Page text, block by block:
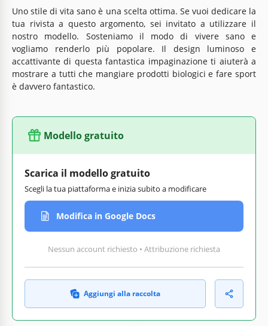
Uno stile di vita sano è una scelta ottima. Se vuoi dedicare la
tua rivista a questo argomento, sei invitato a utilizzare il
nostro modello. Sosteniamo il modo di vivere sano e
vogliamo renderlo più popolare. Il design luminoso e
accattivante di questa fantastica impaginazione ti aiuterà a
mostrare a tutti che mangiare prodotti biologici e fare sport
è davvero fantastico.
Modello gratuito
Scarica il modello gratuito
Scegli la tua piattaforma e inizia subito a modificare
Modifica in Google Docs
Nessun account richiesto • Attribuzione richiesta
Aggiungi alla raccolta